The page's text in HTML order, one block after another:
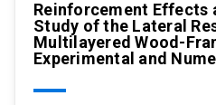
Reinforcement Effects
Study of the Lateral
Multilayered Wood-
Experimental and